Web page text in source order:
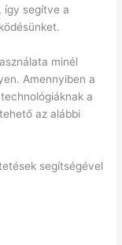
így segítve a
minél
Amennyiben a
a
az alábbi
segítségével